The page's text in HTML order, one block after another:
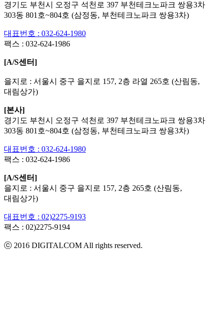
경기도 부천시 오정구 석천로 397 부천테크노파크 쌍용3차
303동 801호~804호 (삼정동, 부천테크노파크 쌍용3차)
대표번호 : 032-624-1980
팩스 : 032-624-1986
[A/S센터]
을지로 : 서울시 중구 을지로 157, 2층 라열 265호 (산림동,
대림상가)
[본사]
경기도 부천시 오정구 석천로 397 부천테크노파크 쌍용3차
303동 801호~804호 (삼정동, 부천테크노파크 쌍용3차)
대표번호 : 032-624-1980
팩스 : 032-624-1986
[A/S센터]
을지로 : 서울시 중구 을지로 157, 2층 265호 (산림동,
대림상가)
대표번호 : 02)2275-9193
팩스 : 02)2275-9194​
ⓒ 2016 DIGITALCOM All rights reserved.